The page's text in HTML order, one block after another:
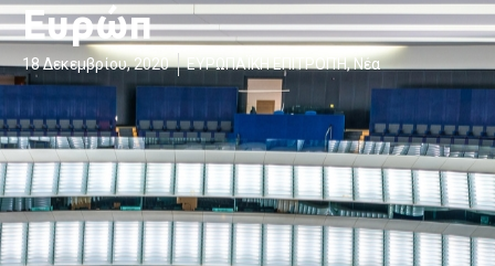
Ευρώπ
18 Δεκεμβρίου, 2020 ΕΥΡΩΠΑΪΚΗ ΕΠΙΤΡΟΠΉ,Νέα